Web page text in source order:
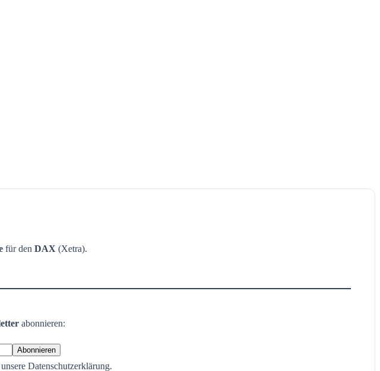
für den DAX (Xetra).
abonnieren:
Datenschutzerklärung.